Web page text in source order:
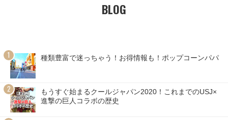
BLOG
種類豊富で迷っちゃう！お得情報も！ポップコーンパパ
もうすぐ始まるクールジャパン2020！これまでのUSJ×
進撃の巨人コラボの歴史